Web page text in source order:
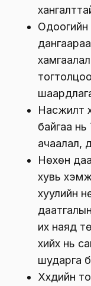
Одоогийн
Насжилт
байгаа
ачаалал,
Нөхөн
хувь
хуулийн
их наяд
хийх нь
шударга
Хүүхдийн